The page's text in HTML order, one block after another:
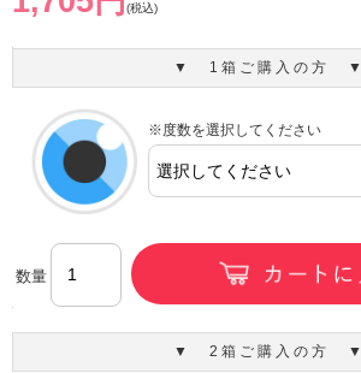
(税込)
▼ 1箱ご購入の方 ▼
※度数を選択してください
数量
▼ 2箱ご購入の方 ▼